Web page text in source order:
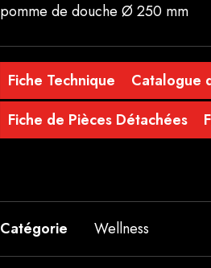
pomme de douche Ø 250 mm
Fiche Technique
Catalogue
Fiche de Pièces Détachées
Catégorie Wellness